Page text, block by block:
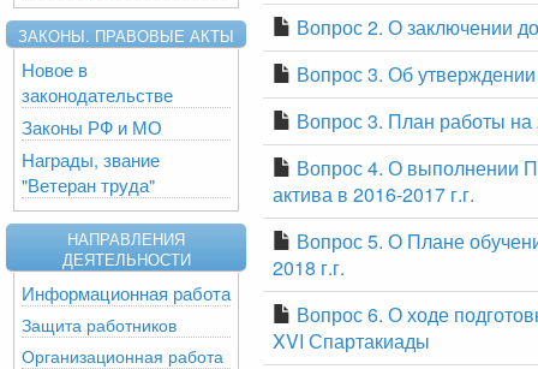
ЗАКОНЫ. ПРАВОВЫЕ АКТЫ
Новое в
законодательстве
Законы РФ и МО
Награды, звание
"Ветеран труда"
НАПРАВЛЕНИЯ
ДЕЯТЕЛЬНОСТИ
Информационная работа
Защита работников
Организационная работа
Вопрос 2. О заключении
Вопрос 3. Об
Вопрос 3. План работы на
Вопрос 4. О выполнении
актива в 2016-2017 г.г.
Вопрос 5. О Плане
2018 г.г.
Вопрос 6. О ходе
XVI Спартакиады